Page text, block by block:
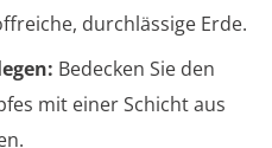
durchlässige Erde.
Bedecken Sie den
mit einer Schicht aus